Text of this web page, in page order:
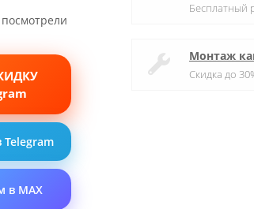
посмотрели
в MAX
Бесплатный
Монтаж
Скидка до